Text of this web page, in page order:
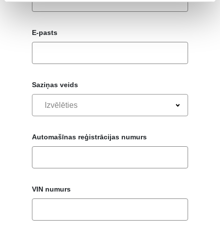
E-pasts
Saziņas veids
Izvēlēties
Automašīnas reģistrācijas numurs
VIN numurs